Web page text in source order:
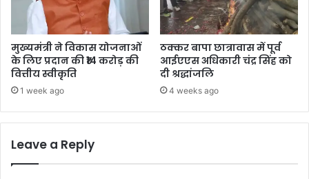
मुख्यमंत्री ने विकास योजनाओं
के लिए प्रदान की ₹14 करोड़ की
वित्तीय स्वीकृति
1 week ago
ठक्कर बापा छात्रावास में पूर्व
आईएएस अधिकारी चंद्र सिंह को
दी श्रद्धांजलि
4 weeks ago
Leave a Reply